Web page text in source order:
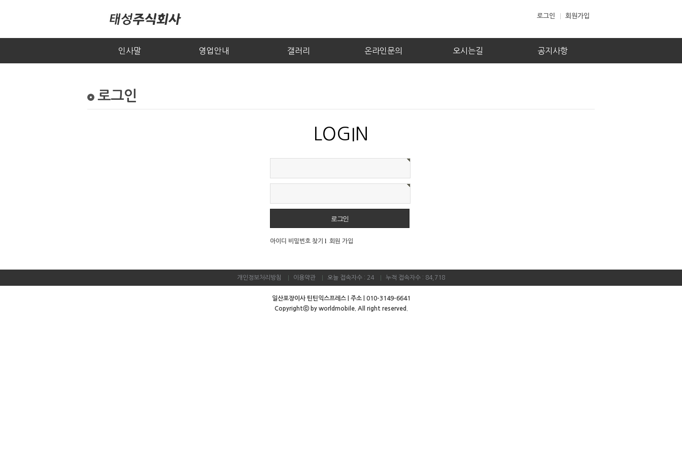
로그인 회원가입
인사말 영업안내 갤러리 온라인문의 오시는길 공지사항
로그인
LOGIN
아이디 비밀번호 찾기 l 회원 가입
개인정보처리방침 이용약관 오늘 접속자수 : 24 누적 접속자수 : 84,718
일산포장이사 틴틴익스프레스 | 주소 | 010-3149-6641
Copyrightⓒ by worldmobile. All right reserved